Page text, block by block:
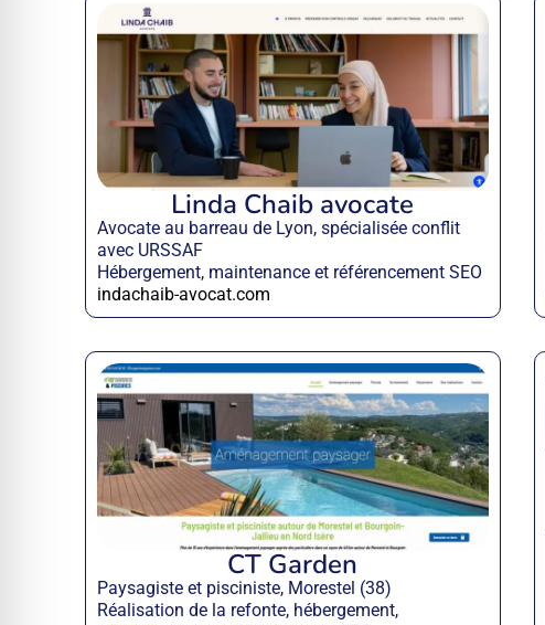
Linda Chaib avocate
Avocate au barreau de Lyon, spécialisée conflit
avec URSSAF
Hébergement, maintenance et référencement SEO
indachaib-avocat.com
CT Garden
Paysagiste et pisciniste, Morestel (38)
Réalisation de la refonte, hébergement,